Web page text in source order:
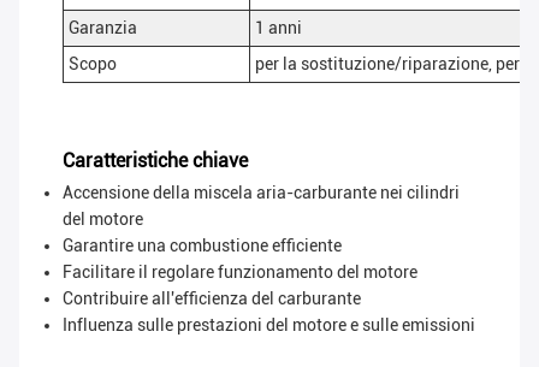
Garanzia
1 anni
Scopo
per la sostituzione/riparazione, per
Caratteristiche chiave
Accensione della miscela aria-carburante nei cilindri
del motore
Garantire una combustione efficiente
Facilitare il regolare funzionamento del motore
Contribuire all'efficienza del carburante
Influenza sulle prestazioni del motore e sulle emissioni